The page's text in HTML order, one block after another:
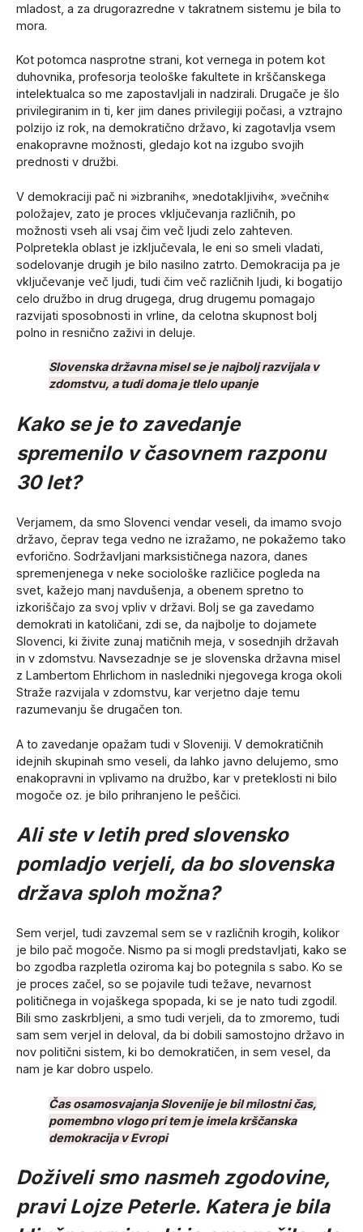
mladost, a za drugorazredne v takratnem sistemu je bila to
mora.
Kot potomca nasprotne strani, kot vernega in potem kot
duhovnika, profesorja teološke fakultete in krščanskega
intelektualca so me zapostavljali in nadzirali. Drugače je šlo
privilegiranim in ti, ker jim danes privilegiji počasi, a vztrajno
polzijo iz rok, na demokratično državo, ki zagotavlja vsem
enakopravne možnosti, gledajo kot na izgubo svojih
prednosti v družbi.
V demokraciji pač ni »izbranih«, »nedotakljivih«, »večnih«
položajev, zato je proces vključevanja različnih, po
možnosti vseh ali vsaj čim več ljudi zelo zahteven.
Polpretekla oblast je izključevala, le eni so smeli vladati,
sodelovanje drugih je bilo nasilno zatrto. Demokracija pa je
vključevanje več ljudi, tudi čim več različnih ljudi, ki bogatijo
celo družbo in drug drugega, drug drugemu pomagajo
razvijati sposobnosti in vrline, da celotna skupnost bolj
polno in resnično zaživi in deluje.
Slovenska državna misel se je najbolj razvijala v
zdomstvu, a tudi doma je tlelo upanje
Kako se je to zavedanje
spremenilo v časovnem razponu
30 let?
Verjamem, da smo Slovenci vendar veseli, da imamo svojo
državo, čeprav tega vedno ne izražamo, ne pokažemo tako
evforično. Sodržavljani marksističnega nazora, danes
spremenjenega v neke sociološke različice pogleda na
svet, kažejo manj navdušenja, a obenem spretno to
izkoriščajo za svoj vpliv v državi. Bolj se ga zavedamo
demokrati in katoličani, zdi se, da najbolje to dojamete
Slovenci, ki živite zunaj matičnih meja, v sosednjih državah
in v zdomstvu. Navsezadnje se je slovenska državna misel
z Lambertom Ehrlichom in nasledniki njegovega kroga okoli
Straže razvijala v zdomstvu, kar verjetno daje temu
razumevanju še drugačen ton.
A to zavedanje opažam tudi v Sloveniji. V demokratičnih
idejnih skupinah smo veseli, da lahko javno delujemo, smo
enakopravni in vplivamo na družbo, kar v preteklosti ni bilo
mogoče oz. je bilo prihranjeno le peščici.
Ali ste v letih pred slovensko
pomladjo verjeli, da bo slovenska
država sploh možna?
Sem verjel, tudi zavzemal sem se v različnih krogih, kolikor
je bilo pač mogoče. Nismo pa si mogli predstavljati, kako se
bo zgodba razpletla oziroma kaj bo potegnila s sabo. Ko se
je proces začel, so se pojavile tudi težave, nevarnost
političnega in vojaškega spopada, ki se je nato tudi zgodil.
Bili smo zaskrbljeni, a smo tudi verjeli, da to zmoremo, tudi
sam sem verjel in deloval, da bi dobili samostojno državo in
nov politični sistem, ki bo demokratičen, in sem vesel, da
nam je kar dobro uspelo.
Čas osamosvajanja Slovenije je bil milostni čas,
pomembno vlogo pri tem je imela krščanska
demokracija v Evropi
Doživeli smo nasmeh zgodovine,
pravi Lojze Peterle. Katera je bila